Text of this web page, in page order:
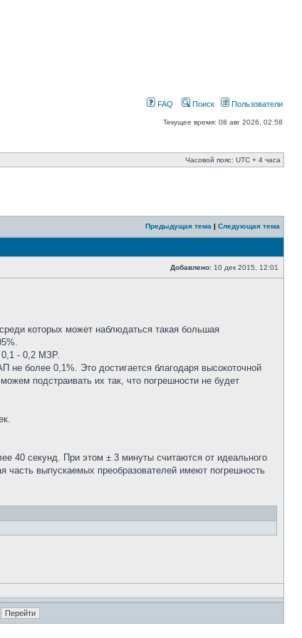
FAQ Поиск Пользователи
Текущее время: 08 авг 2026, 02:58
Часовой пояс: UTC + 4 часа
Предыдущая тема | Следующая тема
Добавлено: 10 дек 2015, 12:01
которых может наблюдаться такая большая
0,1 - 0,2 МЗР.
более 0,1%. Это достигается благодаря высокоточной
подстраивать их так, что погрешности не будет
40 секунд. При этом ± 3 минуты считаются от идеального
часть выпускаемых преобразователей имеют погрешность